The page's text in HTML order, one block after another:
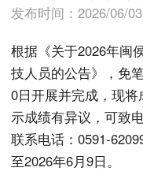
发布时间：2026/06/03
根据《关于2026年闽
技人员的公告》，免
0日开展并完成，现
示成绩有异议，可致
联系电话：0591-
至2026年6月9日。